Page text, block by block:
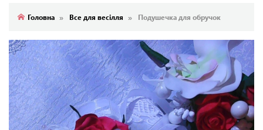
Головна Все для весілля Подушечка для обручок